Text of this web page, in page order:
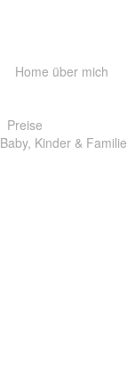
Home über mich
Preise
Baby, Kinder & Familie